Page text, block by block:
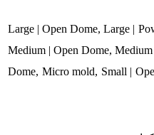
Large | Open Dome, Large |
Medium | Open Dome,
Dome, Micro mold, Small |